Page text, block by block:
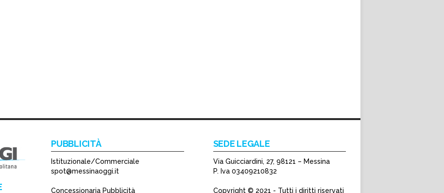
PUBBLICITÀ
Istituzionale/Commerciale
spot@messinaoggi.it
Concessionaria Pubblicità
SEDE LEGALE
Via Guicciardini, 27, 98121 – Messina
P. Iva 03409210832
Copyright © 2021 - Tutti i diritti riservati